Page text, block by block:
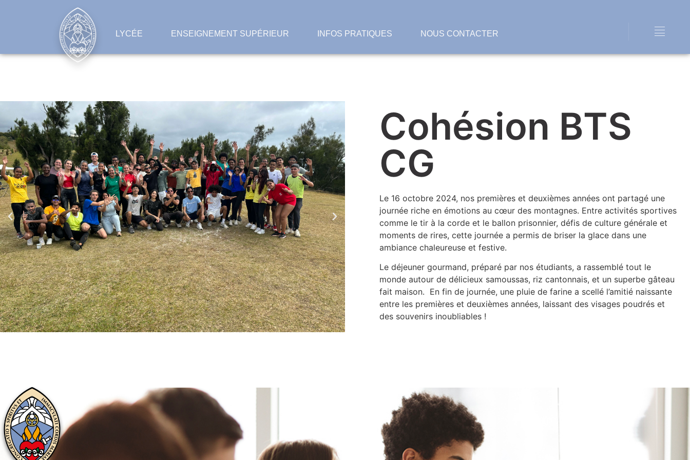
LYCÉE ENSEIGNEMENT SUPÉRIEUR INFOS PRATIQUES NOUS CONTACTER
Cohésion BTS
CG
Le 16 octobre 2024, nos premières et deuxièmes années ont partagé une
journée riche en émotions au cœur des montagnes. Entre activités sportives
comme le tir à la corde et le ballon prisonnier, défis de culture générale et
moments de rires, cette journée a permis de briser la glace dans une
ambiance chaleureuse et festive.
Le déjeuner gourmand, préparé par nos étudiants, a rassemblé tout le
monde autour de délicieux samoussas, riz cantonnais, et un superbe gâteau
fait maison. En fin de journée, une pluie de farine a scellé l’amitié naissante
entre les premières et deuxièmes années, laissant des visages poudrés et
des souvenirs inoubliables !